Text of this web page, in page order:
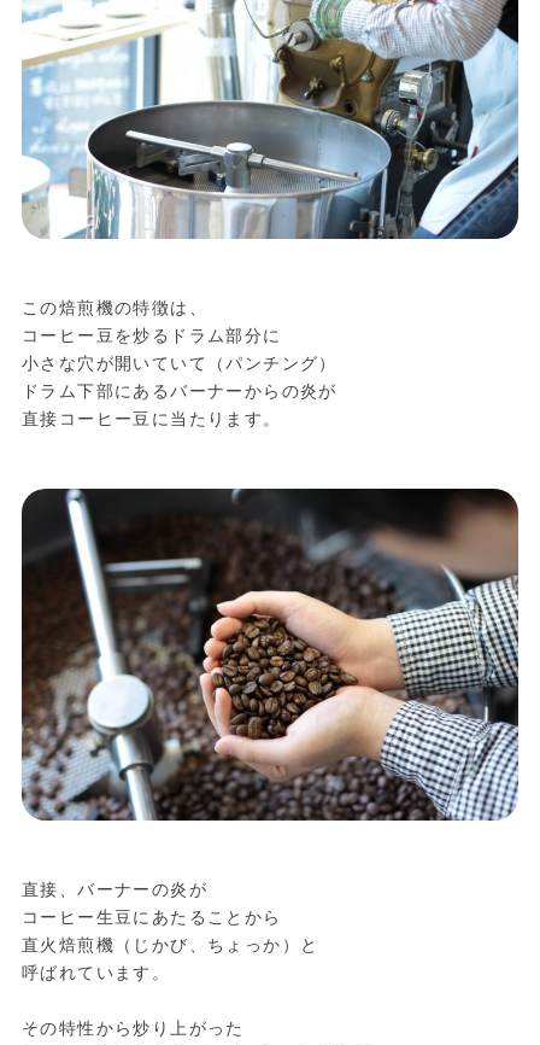
この焙煎機の特徴は、
コーヒー豆を炒るドラム部分に
小さな穴が開いていて（パンチング）
ドラム下部にあるバーナーからの炎が
直接コーヒー豆に当たります。
直接、バーナーの炎が
コーヒー生豆にあたることから
直火焙煎機（じかび、ちょっか）と
呼ばれています。
その特性から炒り上がった